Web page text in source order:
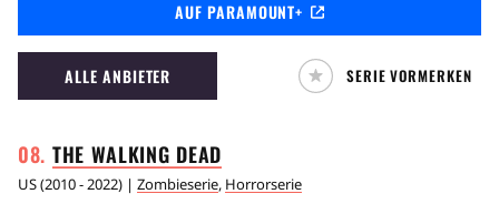
den Indianergebieten der Black Hills von
South Dakota angesiedelt. Zwei Wochen sind
seit General Custers finaler Schlacht
vergangen und im (Wilden) Westen wird
AUF PARAMOUNT+
ALLE ANBIETER SERIE VORMERKEN
THE WALKING DEAD
US(2010 - 2022) | Zombieserie, Horrorserie